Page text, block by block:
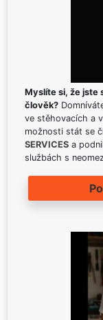
Myslíte si, že jste
člověk?
ve stěhovacích a
možnosti stát se
SERVICES a
službách s